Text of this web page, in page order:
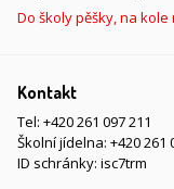
Do školy pěšky, na
Kontakt
Tel: +420 261 097 211
Školní jídelna: +420 261
ID schránky: isc7trm